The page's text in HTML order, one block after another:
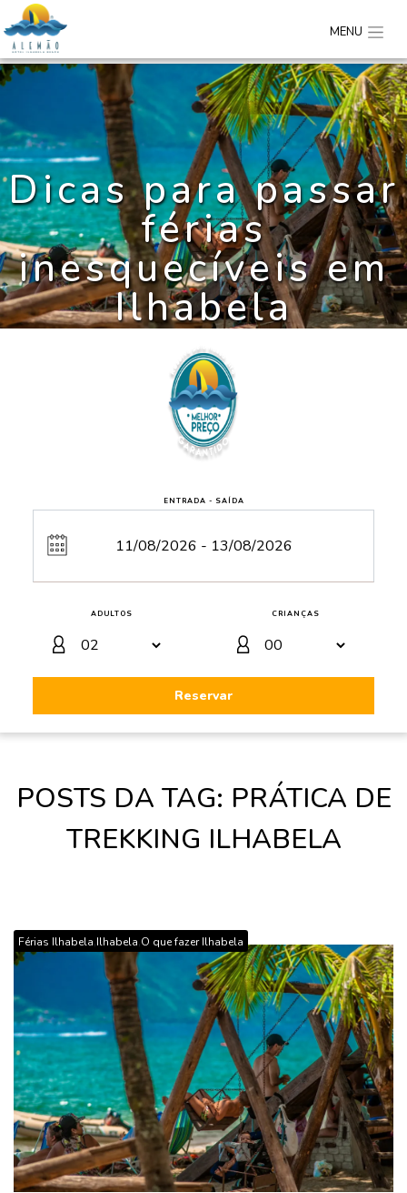
MENU
Dicas para passar
férias
inesquecíveis em
Ilhabela
ENTRADA - SAÍDA
ADULTOS CRIANÇAS
Reservar
POSTS DA TAG: PRÁTICA DE
TREKKING ILHABELA
Férias Ilhabela,Ilhabela,O que fazer Ilhabela